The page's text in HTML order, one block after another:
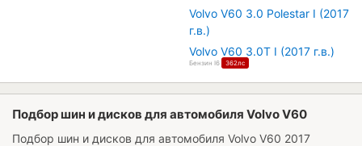
Volvo V60 3.0 Polestar I (2017
г.в.)
Volvo V60 3.0T I (2017 г.в.)
Бензин I6 362лс
Подбор шин и дисков для автомобиля Volvo V60
Подбор шин и дисков для автомобиля Volvo V60 2017